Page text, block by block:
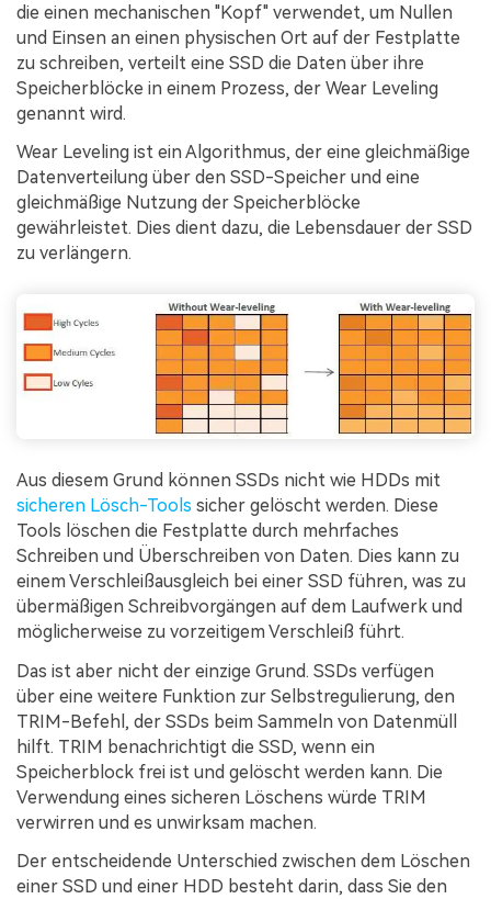
die einen mechanischen "Kopf" verwendet, um Nullen
und Einsen an einen physischen Ort auf der Festplatte
zu schreiben, verteilt eine SSD die Daten über ihre
Speicherblöcke in einem Prozess, der Wear Leveling
genannt wird.
Wear Leveling ist ein Algorithmus, der eine gleichmäßige
Datenverteilung über den SSD-Speicher und eine
gleichmäßige Nutzung der Speicherblöcke
gewährleistet. Dies dient dazu, die Lebensdauer der SSD
zu verlängern.
Aus diesem Grund können SSDs nicht wie HDDs mit
sicheren Lösch-Tools sicher gelöscht werden. Diese
Tools löschen die Festplatte durch mehrfaches
Schreiben und Überschreiben von Daten. Dies kann zu
einem Verschleißausgleich bei einer SSD führen, was zu
übermäßigen Schreibvorgängen auf dem Laufwerk und
möglicherweise zu vorzeitigem Verschleiß führt.
Das ist aber nicht der einzige Grund. SSDs verfügen
über eine weitere Funktion zur Selbstregulierung, den
TRIM-Befehl, der SSDs beim Sammeln von Datenmüll
hilft. TRIM benachrichtigt die SSD, wenn ein
Speicherblock frei ist und gelöscht werden kann. Die
Verwendung eines sicheren Löschens würde TRIM
verwirren und es unwirksam machen.
Der entscheidende Unterschied zwischen dem Löschen
einer SSD und einer HDD besteht darin, dass Sie den